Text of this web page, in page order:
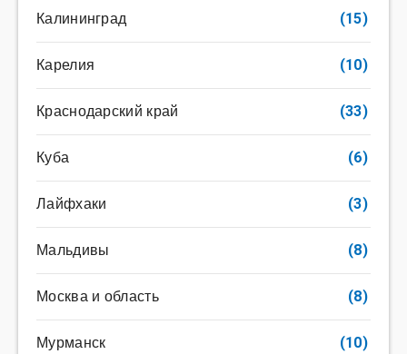
Калининград (15)
Карелия (10)
Краснодарский край (33)
Куба (6)
Лайфхаки (3)
Мальдивы (8)
Москва и область (8)
Мурманск (10)